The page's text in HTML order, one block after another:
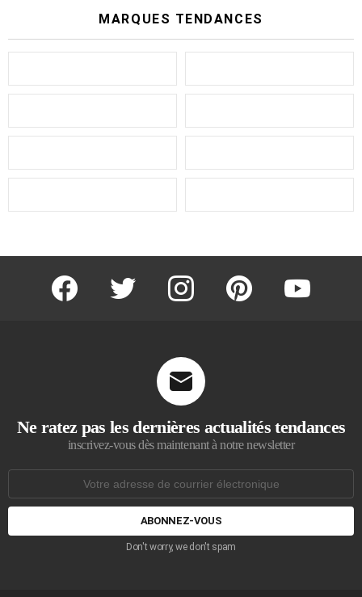
MARQUES TENDANCES
facebook twitter instagram pinterest youtube
Ne ratez pas les dernières actualités tendances
inscrivez-vous dès maintenant à notre newsletter
courrier
Don't worry, we don't spam